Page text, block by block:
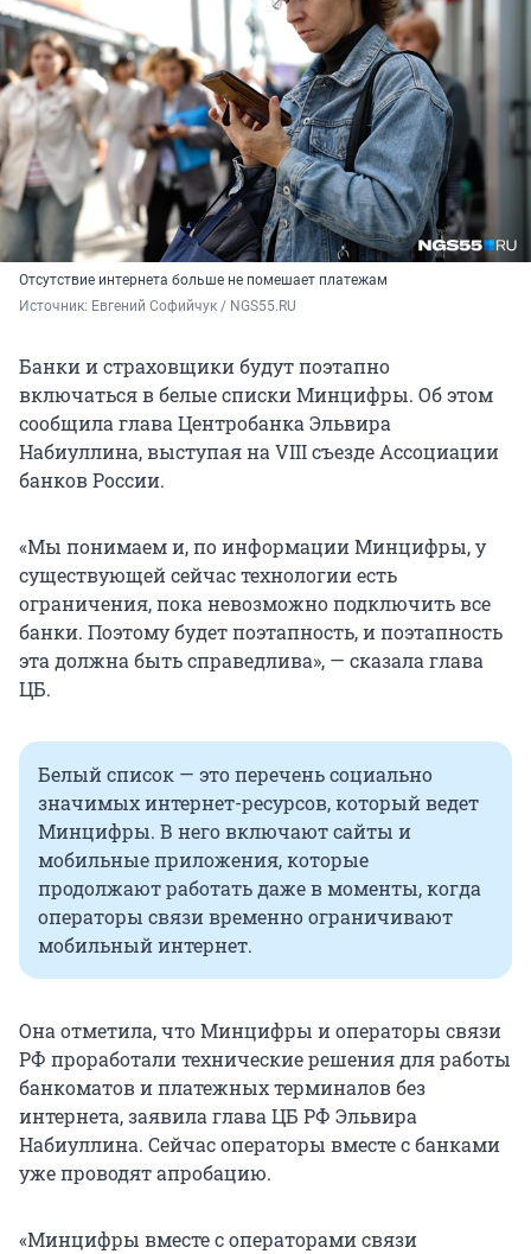
Отсутствие интернета больше не помешает платежам
Источник: Евгений Софийчук / NGS55.RU
Банки и страховщики будут поэтапно
включаться в белые списки Минцифры. Об этом
сообщила глава Центробанка Эльвира
Набиуллина, выступая на VIII съезде Ассоциации
банков России.
«Мы понимаем и, по информации Минцифры, у
существующей сейчас технологии есть
ограничения, пока невозможно подключить все
банки. Поэтому будет поэтапность, и поэтапность
эта должна быть справедлива», — сказала глава
ЦБ.
Белый список — это перечень социально
значимых интернет-ресурсов, который ведет
Минцифры. В него включают сайты и
мобильные приложения, которые
продолжают работать даже в моменты, когда
операторы связи временно ограничивают
мобильный интернет.
Она отметила, что Минцифры и операторы связи
РФ проработали технические решения для работы
банкоматов и платежных терминалов без
интернета, заявила глава ЦБ РФ Эльвира
Набиуллина. Сейчас операторы вместе с банками
уже проводят апробацию.
«Минцифры вместе с операторами связи